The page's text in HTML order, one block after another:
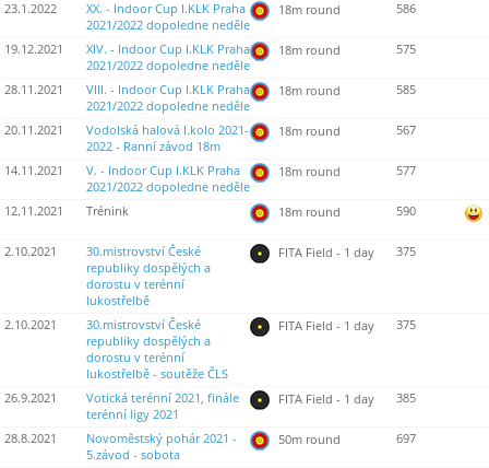
23.1.2022
XX. - Indoor Cup I.KLK Praha
2021/2022 dopoledne neděle
18m round 586
19.12.2021
XIV. - Indoor Cup I.KLK Praha
2021/2022 dopoledne neděle
18m round 575
28.11.2021
VIII. - Indoor Cup I.KLK Praha
2021/2022 dopoledne neděle
18m round 585
20.11.2021
Vodolská halová I.kolo 2021-
2022 - Ranní závod 18m
18m round 567
14.11.2021
V. - Indoor Cup I.KLK Praha
2021/2022 dopoledne neděle
18m round 577
12.11.2021 Trénink 18m round 590
2.10.2021
30.mistrovství České
republiky dospělých a
dorostu v terénní
lukostřelbě
FITA Field - 1 day 375
2.10.2021
30.mistrovství České
republiky dospělých a
dorostu v terénní
lukostřelbě - soutěže ČLS
FITA Field - 1 day 375
26.9.2021
Votická terénní 2021, finále
terénní ligy 2021
FITA Field - 1 day 385
28.8.2021
Novoměstský pohár 2021 -
5.závod - sobota
50m round 697